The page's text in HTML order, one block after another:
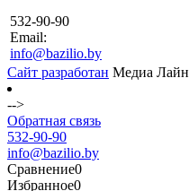
532-90-90
Email:
info@bazilio.by
Сайт разработан Медиа Лайн
-->
Обратная связь
532-90-90
info@bazilio.by
Сравнение0
Избранное0